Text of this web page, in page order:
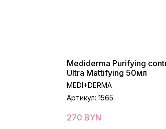
Mediderma Purifying
Ultra Mattifying 50мл
MEDI+DERMA
Артикул: 1565
270 BYN